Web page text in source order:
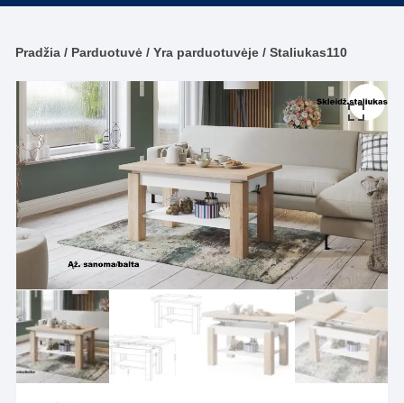
Pradžia / Parduotuvė /Yra parduotuvėje / Staliukas110